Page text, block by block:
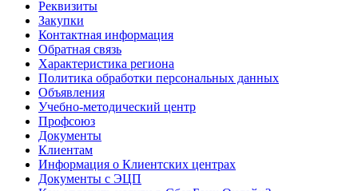
Реквизиты
Закупки
Контактная информация
Обратная связь
Характеристика региона
Политика обработки персональных данных
Oбъявления
Учебно-методический центр
Профсоюз
Документы
Клиентам
Информация о Клиентских центрах
Документы с ЭЦП